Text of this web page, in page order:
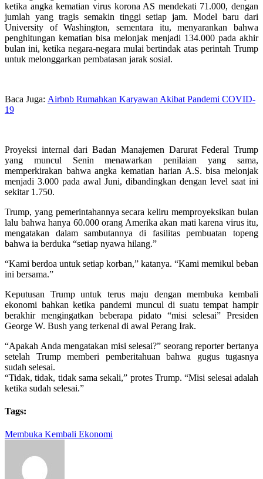
ketika angka kematian virus korona AS mendekati 71.000, dengan
jumlah yang tragis semakin tinggi setiap jam. Model baru dari
University of Washington, sementara itu, menyarankan bahwa
penghitungan kematian bisa melonjak menjadi 134.000 pada akhir
bulan ini, ketika negara-negara mulai bertindak atas perintah Trump
untuk melonggarkan pembatasan jarak sosial.
Baca Juga: Airbnb Rumahkan Karyawan Akibat Pandemi COVID-
19
Proyeksi internal dari Badan Manajemen Darurat Federal Trump
yang muncul Senin menawarkan penilaian yang sama,
memperkirakan bahwa angka kematian harian A.S. bisa melonjak
menjadi 3.000 pada awal Juni, dibandingkan dengan level saat ini
sekitar 1.750.
Trump, yang pemerintahannya secara keliru memproyeksikan bulan
lalu bahwa hanya 60.000 orang Amerika akan mati karena virus itu,
mengatakan dalam sambutannya di fasilitas pembuatan topeng
bahwa ia berduka “setiap nyawa hilang.”
“Kami berdoa untuk setiap korban,” katanya. “Kami memikul beban
ini bersama.”
Keputusan Trump untuk terus maju dengan membuka kembali
ekonomi bahkan ketika pandemi muncul di suatu tempat hampir
berakhir mengingatkan beberapa pidato “misi selesai” Presiden
George W. Bush yang terkenal di awal Perang Irak.
“Apakah Anda mengatakan misi selesai?” seorang reporter bertanya
setelah Trump memberi pemberitahuan bahwa gugus tugasnya
sudah selesai.
“Tidak, tidak, tidak sama sekali,” protes Trump. “Misi selesai adalah
ketika sudah selesai.”
Tags:
Membuka Kembali Ekonomi